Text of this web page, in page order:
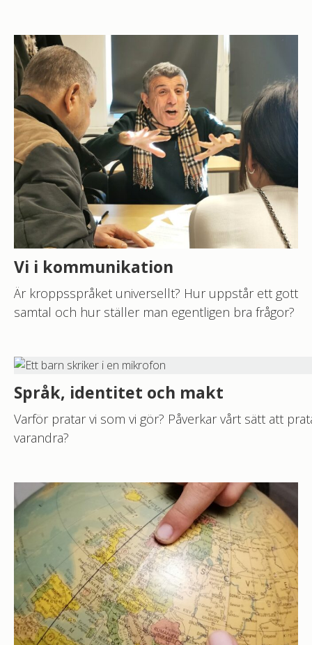
Vi i kommunikation
Är kroppsspråket universellt? Hur uppstår ett gott
samtal och hur ställer man egentligen bra frågor?
Språk, identitet och makt
Varför pratar vi som vi gör? Påverkar vårt sätt att
varandra?